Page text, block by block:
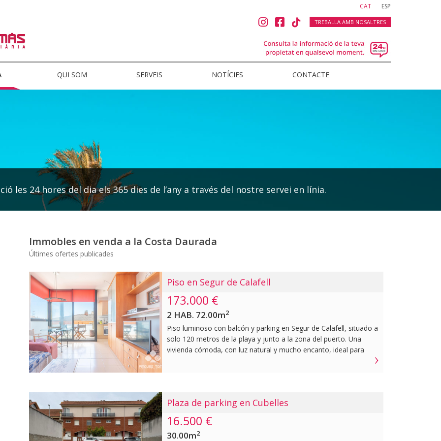
CAT (current)
ESP
TREBALLA AMB NOSALTRES
QUI SOM SERVEIS NOTÍCIES CONTACTE
les 24 hores del dia els 365 dies de l’any a través del nostre servei en línia.
Immobles en venda a la Costa Daurada
Últimes ofertes publicades
Piso en Segur de Calafell
173.000 €
2 HAB. 72.00m2
Piso luminoso con balcón y parking en Segur de Calafell, situado a
solo 120 metros de la playa y junto a la zona del puerto. Una
vivienda cómoda, con luz natural y mucho encanto, ideal para
familias que buscan una ubicación tranquila junto al mar. Ubicado
distribución funcional que separa cómodamente la zona de día y
la zona de noche.~~Distribución interior:~-Luminoso salón
comedor con grandes ventanales, espacio para zona de estar y
comedor, y salida directa al balcón. ~-Cocina abierta al salón,
Plaza de parking en Cubelles
16.500 €
30.00m2